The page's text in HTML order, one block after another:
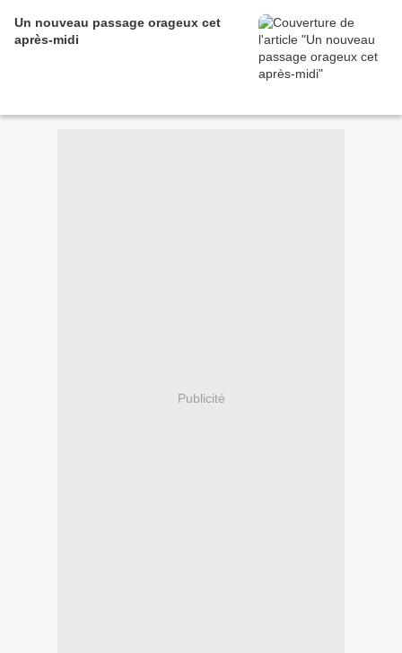
Un nouveau passage orageux cet
après-midi
Publicité